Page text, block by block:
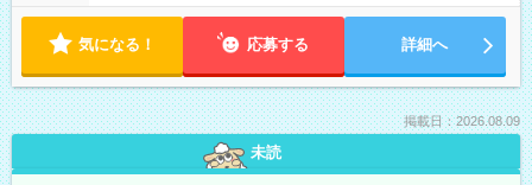
気になる！ 応募する 詳細へ
掲載日：2026.08.09
未読